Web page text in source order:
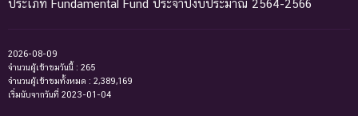
ประเภท Fundamental Fund ประจำปีงบประมาณ 2564-2566
2026-08-09
จำนวนผู้เข้าชมวันนี้ : 265
จำนวนผู้เข้าชมทั้งหมด : 2,389,169
เริ่มนับจากวันที่ 2023-01-04